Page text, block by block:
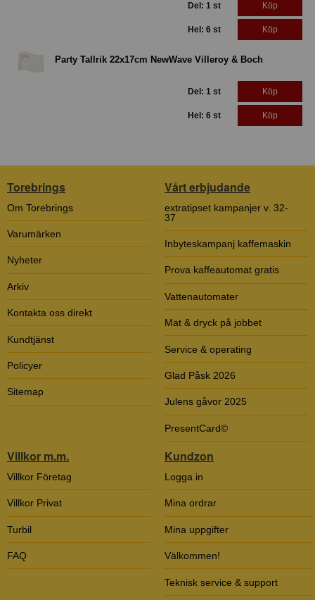
Del: 1 st Köp
Hel: 6 st Köp
Party Tallrik 22x17cm NewWave Villeroy & Boch
Del: 1 st Köp
Hel: 6 st Köp
Torebrings
Om Torebrings
Varumärken
Nyheter
Arkiv
Kontakta oss direkt
Kundtjänst
Policyer
Sitemap
Vårt erbjudande
extratipset kampanjer v. 32-
37
Inbyteskampanj kaffemaskin
Prova kaffeautomat gratis
Vattenautomater
Mat & dryck på jobbet
Service & operating
Glad Påsk 2026
Julens gåvor 2025
PresentCard©
Villkor m.m.
Villkor Företag
Villkor Privat
Turbil
FAQ
Kundzon
Logga in
Mina ordrar
Mina uppgifter
Välkommen!
Teknisk service & support